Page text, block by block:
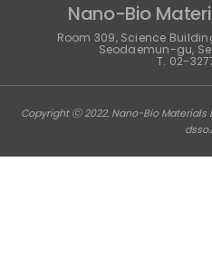
Nano-Bio
Room 309, Science
Seodaemun-gu,
T. 02-
Copyright ⓒ 2022. Nano-Bio Materials